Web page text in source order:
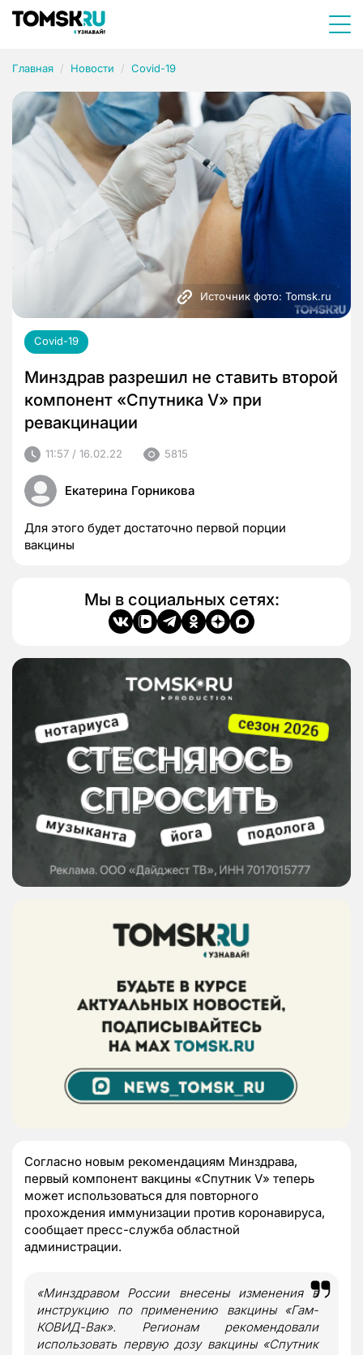
Главная Новости Covid-19
Источник фото: Tomsk.ru
Covid-19
Минздрав разрешил не ставить второй
компонент «Спутника V» при
ревакцинации
11:57 / 16.02.22 5815
Екатерина Горникова
Для этого будет достаточно первой порции
вакцины
Мы в социальных сетях:
Согласно новым рекомендациям Минздрава,
первый компонент вакцины «Спутник V» теперь
может использоваться для повторного
прохождения иммунизации против коронавируса,
сообщает пресс-служба областной
администрации.
«Минздравом России внесены изменения в
инструкцию по применению вакцины «Гам-
КОВИД-Вак». Регионам рекомендовали
использовать первую дозу вакцины «Спутник